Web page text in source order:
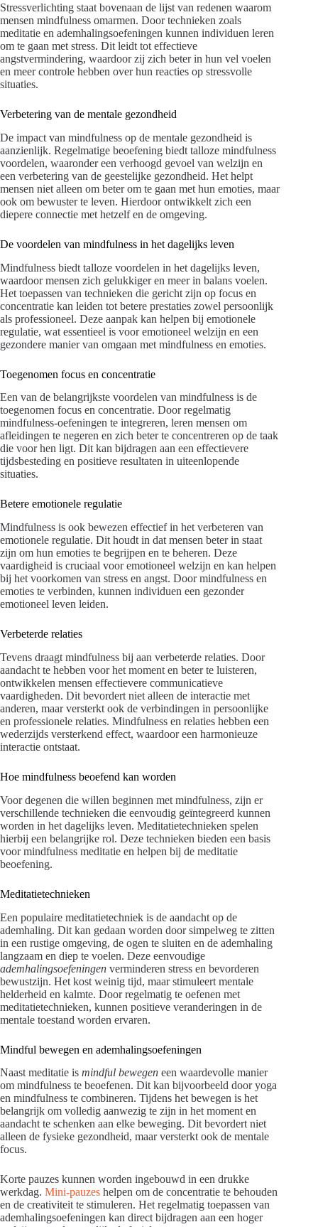
Stressverlichting staat bovenaan de lijst van redenen waarom
mensen mindfulness omarmen. Door technieken zoals
meditatie en ademhalingsoefeningen kunnen individuen leren
om te gaan met stress. Dit leidt tot effectieve
angstvermindering, waardoor zij zich beter in hun vel voelen
en meer controle hebben over hun reacties op stressvolle
situaties.
Verbetering van de mentale gezondheid
De impact van mindfulness op de mentale gezondheid is
aanzienlijk. Regelmatige beoefening biedt talloze mindfulness
voordelen, waaronder een verhoogd gevoel van welzijn en
een verbetering van de geestelijke gezondheid. Het helpt
mensen niet alleen om beter om te gaan met hun emoties, maar
ook om bewuster te leven. Hierdoor ontwikkelt zich een
diepere connectie met hetzelf en de omgeving.
De voordelen van mindfulness in het dagelijks leven
Mindfulness biedt talloze voordelen in het dagelijks leven,
waardoor mensen zich gelukkiger en meer in balans voelen.
Het toepassen van technieken die gericht zijn op focus en
concentratie kan leiden tot betere prestaties zowel persoonlijk
als professioneel. Deze aanpak kan helpen bij emotionele
regulatie, wat essentieel is voor emotioneel welzijn en een
gezondere manier van omgaan met mindfulness en emoties.
Toegenomen focus en concentratie
Een van de belangrijkste voordelen van mindfulness is de
toegenomen focus en concentratie. Door regelmatig
mindfulness-oefeningen te integreren, leren mensen om
afleidingen te negeren en zich beter te concentreren op de taak
die voor hen ligt. Dit kan bijdragen aan een effectievere
tijdsbesteding en positieve resultaten in uiteenlopende
situaties.
Betere emotionele regulatie
Mindfulness is ook bewezen effectief in het verbeteren van
emotionele regulatie. Dit houdt in dat mensen beter in staat
zijn om hun emoties te begrijpen en te beheren. Deze
vaardigheid is cruciaal voor emotioneel welzijn en kan helpen
bij het voorkomen van stress en angst. Door mindfulness en
emoties te verbinden, kunnen individuen een gezonder
emotioneel leven leiden.
Verbeterde relaties
Tevens draagt mindfulness bij aan verbeterde relaties. Door
aandacht te hebben voor het moment en beter te luisteren,
ontwikkelen mensen effectievere communicatieve
vaardigheden. Dit bevordert niet alleen de interactie met
anderen, maar versterkt ook de verbindingen in persoonlijke
en professionele relaties. Mindfulness en relaties hebben een
wederzijds versterkend effect, waardoor een harmonieuze
interactie ontstaat.
Hoe mindfulness beoefend kan worden
Voor degenen die willen beginnen met mindfulness, zijn er
verschillende technieken die eenvoudig geïntegreerd kunnen
worden in het dagelijks leven. Meditatietechnieken spelen
hierbij een belangrijke rol. Deze technieken bieden een basis
voor mindfulness meditatie en helpen bij de meditatie
beoefening.
Meditatietechnieken
Een populaire meditatietechniek is de aandacht op de
ademhaling. Dit kan gedaan worden door simpelweg te zitten
in een rustige omgeving, de ogen te sluiten en de ademhaling
langzaam en diep te voelen. Deze eenvoudige
ademhalingsoefeningen verminderen stress en bevorderen
bewustzijn. Het kost weinig tijd, maar stimuleert mentale
helderheid en kalmte. Door regelmatig te oefenen met
meditatietechnieken, kunnen positieve veranderingen in de
mentale toestand worden ervaren.
Mindful bewegen en ademhalingsoefeningen
Naast meditatie is mindful bewegen een waardevolle manier
om mindfulness te beoefenen. Dit kan bijvoorbeeld door yoga
en mindfulness te combineren. Tijdens het bewegen is het
belangrijk om volledig aanwezig te zijn in het moment en
aandacht te schenken aan elke beweging. Dit bevordert niet
alleen de fysieke gezondheid, maar versterkt ook de mentale
focus.
Korte pauzes kunnen worden ingebouwd in een drukke
werkdag. Mini-pauzes helpen om de concentratie te behouden
en de creativiteit te stimuleren. Het regelmatig toepassen van
ademhalingsoefeningen kan direct bijdragen aan een hoger